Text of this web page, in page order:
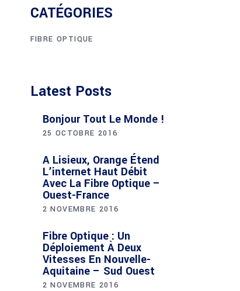
CATÉGORIES
FIBRE OPTIQUE
Latest Posts
Bonjour Tout Le Monde !
25 OCTOBRE 2016
A Lisieux, Orange Étend
L’internet Haut Débit
Avec La Fibre Optique –
Ouest-France
2 NOVEMBRE 2016
Fibre Optique : Un
Déploiement À Deux
Vitesses En Nouvelle-
Aquitaine – Sud Ouest
2 NOVEMBRE 2016